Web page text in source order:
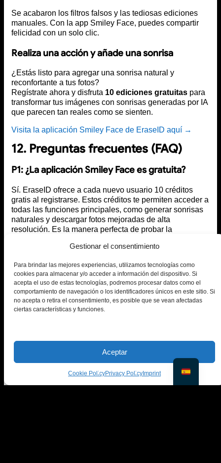
Gestionar el consentimiento
Para brindar las mejores experiencias, utilizamos tecnologías como
cookies para almacenar y/o acceder a información del dispositivo. Si
acepta el uso de estas tecnologías, podremos procesar datos como el
comportamiento de navegación o los identificadores únicos en este sitio. Si
no acepta o retira el consentimiento, es posible que se vean afectadas
ciertas características y funciones.
Aceptar
Cookie PolicyPrivacy Policy Imprint
Se acabaron los filtros falsos y las tediosas ediciones
manuales. Con la app Smiley Face, puedes compartir
felicidad con un solo clic.
Realiza una acción y añade una sonrisa
¿Estás listo para agregar una sonrisa natural y
reconfortante a tus fotos?
Regístrate ahora y disfruta 10 ediciones gratuitas para
transformar tus imágenes con sonrisas generadas por IA
que parecen tan reales como se sienten.
Visita la aplicación Smiley Face de EraseID aquí →
12. Preguntas frecuentes (FAQ)
P1: ¿La aplicación Smiley Face es gratuita?
Sí. EraseID ofrece a cada nuevo usuario 10 créditos
gratis al registrarse. Estos créditos te permiten acceder a
todas las funciones principales, como generar sonrisas
naturales y descargar fotos mejoradas de alta
resolución. Es la manera perfecta de probar la
P2: ¿EraseID requiere una tarjeta de crédito?
No. Puedes empezar a usar EraseID inmediatamente
sin necesidad de ingresar información de pago. En
EraseID, creemos en ofrecer a los usuarios una prueba
P3: ¿Son realistas las mejoras de la sonrisa?
¡Por supuesto! EraseID utiliza IA avanzada, entrenada
para reconocer la estructura y las expresiones faciales.